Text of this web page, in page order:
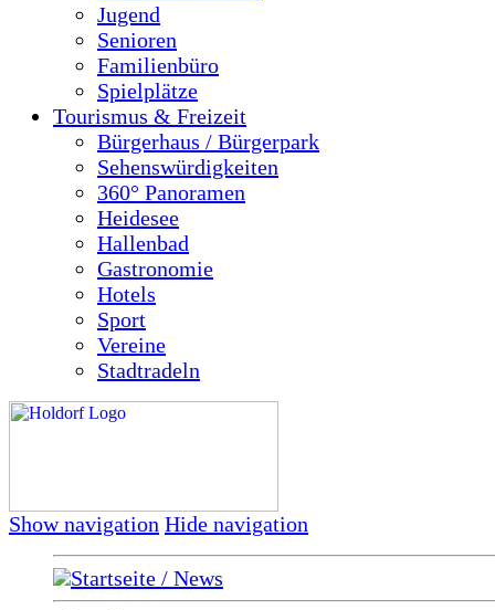
Jugend
Senioren
Familienbüro
Spielplätze
Tourismus & Freizeit
Bürgerhaus / Bürgerpark
Sehenswürdigkeiten
360° Panoramen
Heidesee
Hallenbad
Gastronomie
Hotels
Sport
Vereine
Stadtradeln
Show navigation Hide navigation
Startseite / News